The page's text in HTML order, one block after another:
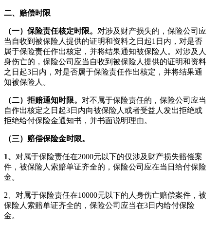
二、赔偿时限
（一）保险责任核定时限。 对涉及财产损失的，保险公司应
当自收到被保险人提供的证明和资料之日起1日内，对是否
属于保险责任作出核定，并将结果通知被保险人。对涉及人
身伤亡的，保险公司应当自收到被保险人提供的证明和资料
之日起3日内，对是否属于保险责任作出核定，并将结果通
知被保险人。
（二）拒赔通知时限。 对不属于保险责任的，保险公司应当
自作出核定之日起3日内向被保险人或者受益人发出拒绝或
拒绝给付保险金通知书，并书面说明理由。
（三）赔偿保险金时限。
1、 对属于保险责任在2000元以下的仅涉及财产损失赔偿案
件，被保险人索赔单证齐全的，保险公司应在当日给付保险
金。
2、对属于保险责任在10000元以下的人身伤亡赔偿案件，被
保险人索赔单证齐全的，保险公司应当在3日内给付保险
金。